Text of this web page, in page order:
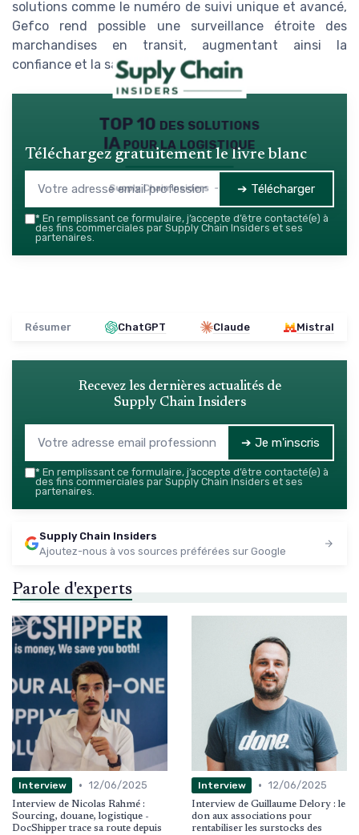
solutions comme le numéro de suivi unique et avancé,
Gefco rend possible une surveillance étroite des
marchandises en transit, augmentant ainsi la
confiance et la satisfaction client.
TOP 10 des solutions
IA pour la logistique
Supply Chain Insiders — 2026
Téléchargez gratuitement le livre blanc
➔ Télécharger
* En remplissant ce formulaire, j’accepte d’être contacté(e) à
des fins commerciales par Supply Chain Insiders et ses
partenaires.
Résumer ChatGPT Claude Mistral
Recevez les dernières actualités de
Supply Chain Insiders
➔ Je m'inscris
* En remplissant ce formulaire, j’accepte d’être contacté(e) à
des fins commerciales par Supply Chain Insiders et ses
partenaires.
Supply Chain Insiders
Ajoutez-nous à vos sources préférées sur Google
Parole d'experts
Interview • 12/06/2025
Interview de Nicolas Rahmé :
Sourcing, douane, logistique -
DocShipper trace sa route depuis
Interview • 12/06/2025
Interview de Guillaume Delory : le
don aux associations pour
rentabiliser les surstocks des